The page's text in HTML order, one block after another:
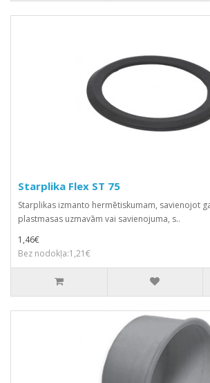
Starplika Flex ST 75
Starplikas izmanto hermētiskumam, savienojot
plastmasas uzmavām vai savienojuma, s..
1,46€
Bez nodokļa:1,21€